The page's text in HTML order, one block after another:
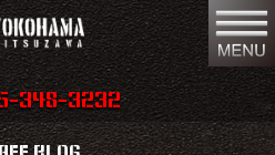
348-3232
店舗情報